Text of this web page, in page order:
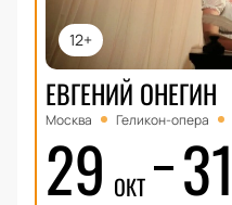
12+
ЕВГЕНИЙ ОНЕГИН
Москва Геликон-опера
29 ОКТ 31